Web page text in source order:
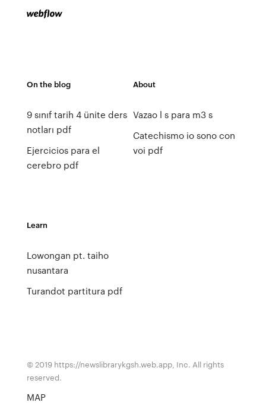
On the blog
9 sınıf tarih 4 ünite ders
notları pdf
Ejercicios para el
cerebro pdf
About
Vazao l s para m3 s
Catechismo io sono con
voi pdf
Learn
Lowongan pt. taiho
nusantara
Turandot partitura pdf
© 2019 https://newslibrarykgsh.web.app, Inc. All rights
reserved.
MAP